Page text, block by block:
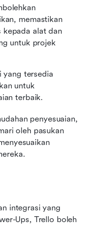
memastikan
kepada alat dan
untuk projek
yang tersedia
untuk
terbaik.
penyesuaian,
oleh pasukan
integrasi yang
Ups, Trello boleh